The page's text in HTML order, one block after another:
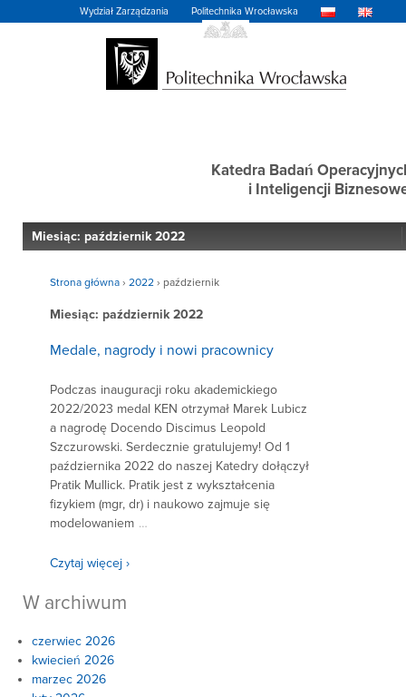
Wydział Zarządzania Politechnika Wrocławska
Katedra Badań
i Inteligencji
Miesiąc: październik 2022
Strona główna › 2022 › październik
Miesiąc: październik 2022
Medale, nagrody i nowi pracownicy
Podczas inauguracji roku akademickiego
2022/2023 medal KEN otrzymał Marek Lubicz
a nagrodę Docendo Discimus Leopold
Szczurowski. Serdecznie gratulujemy! Od 1
października 2022 do naszej Katedry dołączył
Pratik Mullick. Pratik jest z wykształcenia
fizykiem (mgr, dr) i naukowo zajmuje się
modelowaniem …
Czytaj więcej ›
W archiwum
czerwiec 2026
kwiecień 2026
marzec 2026